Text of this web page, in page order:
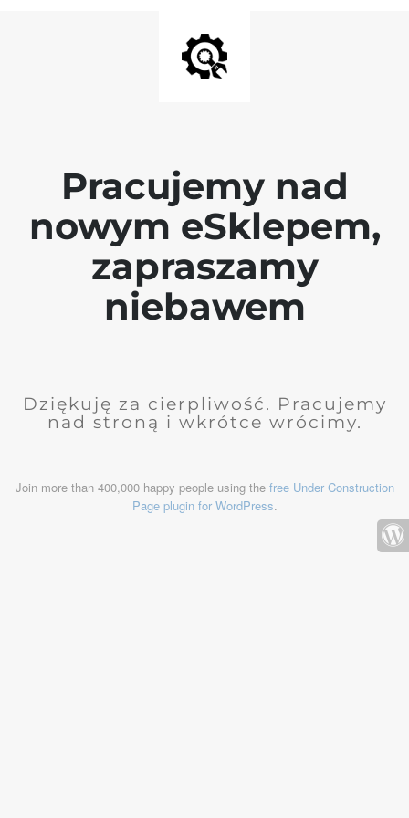
Pracujemy nad
nowym eSklepem,
zapraszamy
niebawem
Dziękuję za cierpliwość. Pracujemy
nad stroną i wkrótce wrócimy.
Join more than 400,000 happy people using the free Under Construction
Page plugin for WordPress.